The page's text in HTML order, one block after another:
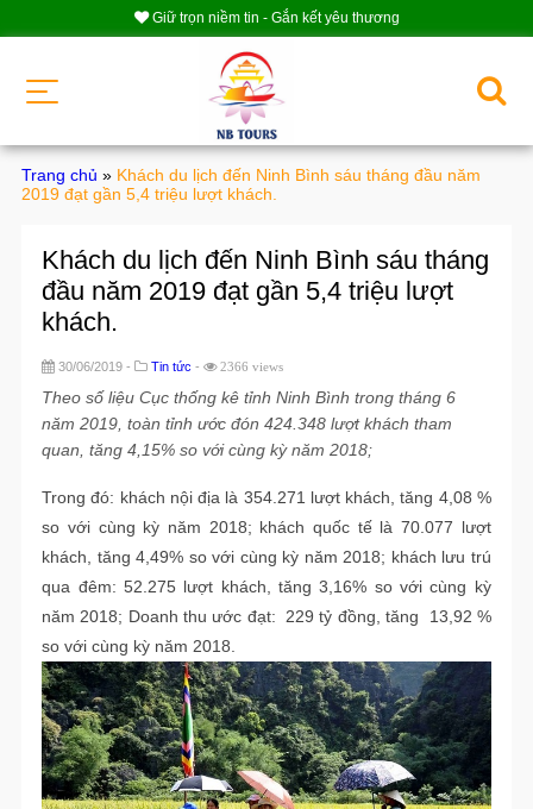
Giữ trọn niềm tin - Gắn kết yêu thương
Trang chủ » Khách du lịch đến Ninh Bình sáu tháng đầu năm
2019 đạt gần 5,4 triệu lượt khách.
Khách du lịch đến Ninh Bình sáu tháng
đầu năm 2019 đạt gần 5,4 triệu lượt
khách.
30/06/2019 - Tin tức - 2366 views
Theo số liệu Cục thống kê tỉnh Ninh Bình trong tháng 6
năm 2019, toàn tỉnh ước đón 424.348 lượt khách tham
quan, tăng 4,15% so với cùng kỳ năm 2018;
Trong đó: khách nội địa là 354.271 lượt khách, tăng 4,08 %
so với cùng kỳ năm 2018; khách quốc tế là 70.077 lượt
khách, tăng 4,49% so với cùng kỳ năm 2018; khách lưu trú
qua đêm: 52.275 lượt khách, tăng 3,16% so với cùng kỳ
năm 2018; Doanh thu ước đạt: 229 tỷ đồng, tăng 13,92 %
so với cùng kỳ năm 2018.